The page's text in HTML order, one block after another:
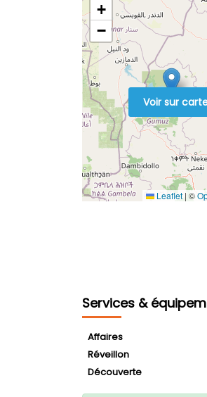
+
−
Leaflet | ©
Voir sur
Services &
Affaires
Réveillon
Découverte